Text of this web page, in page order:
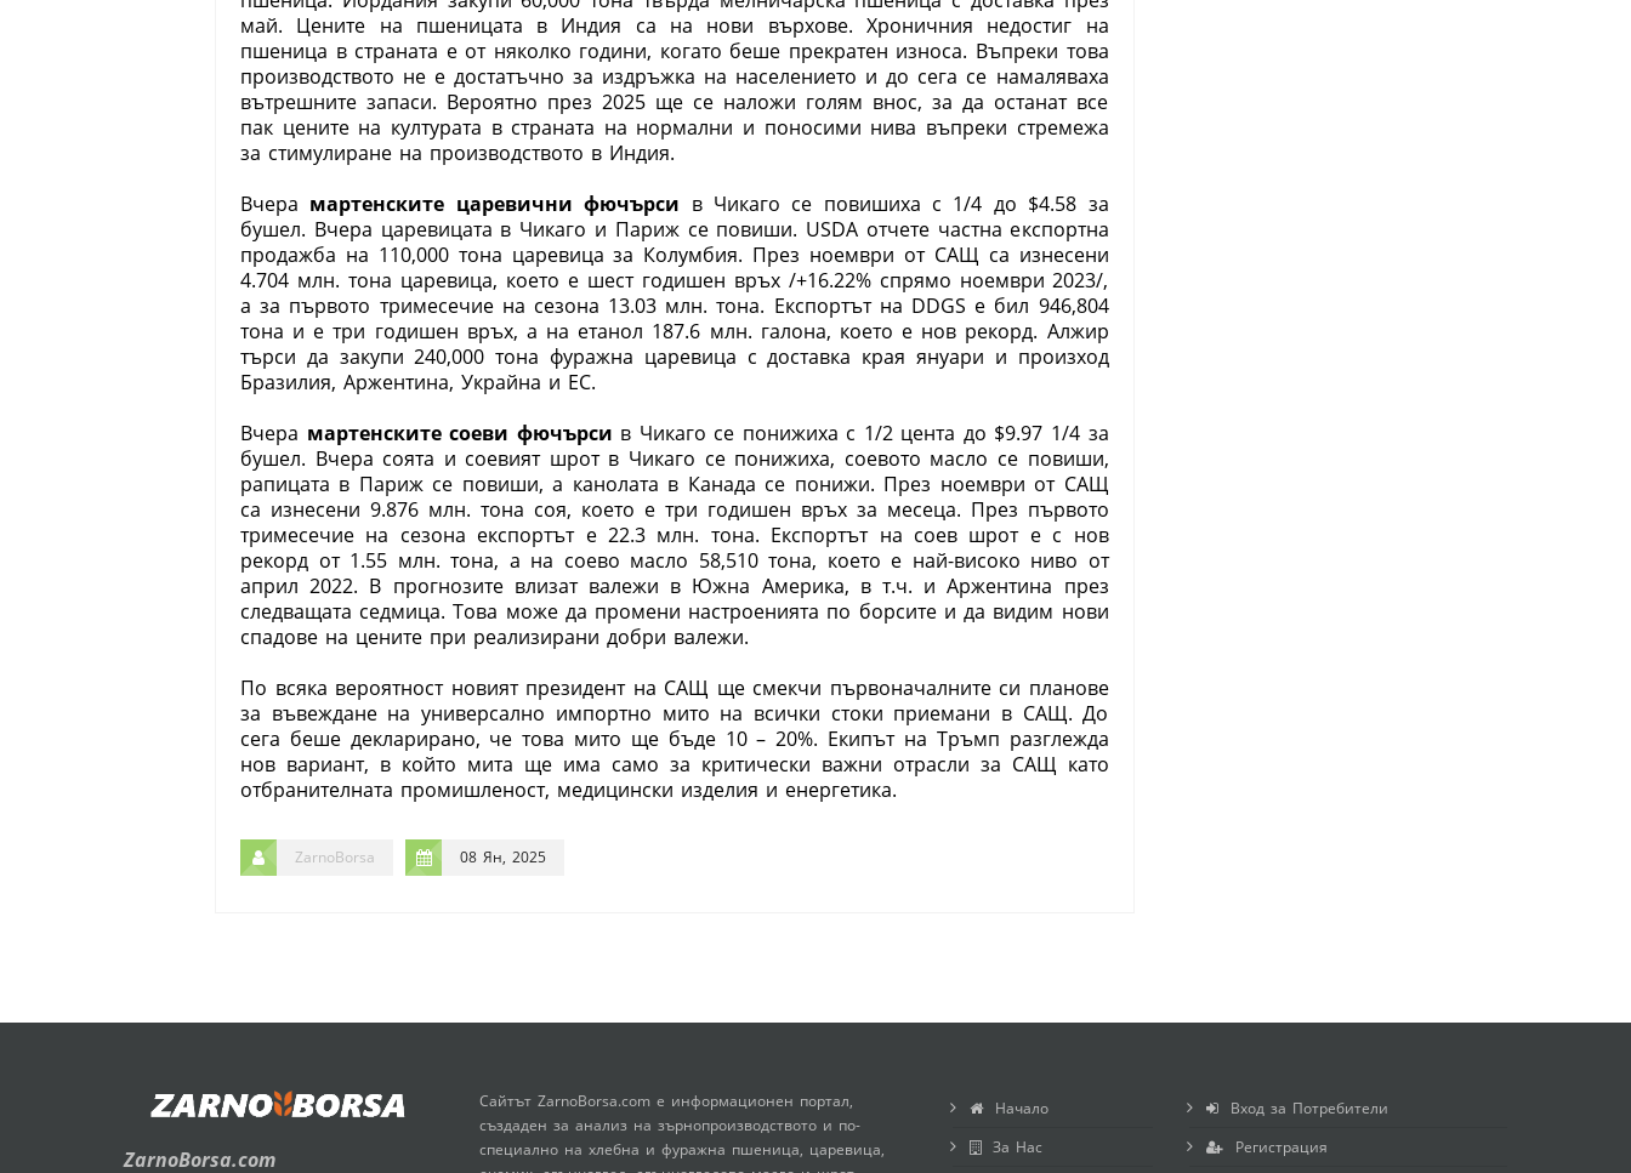
май. Цените на пшеницата в Индия са на нови върхове. Хроничния недостиг на
пшеница в страната е от няколко години, когато беше прекратен износа. Въпреки това
производството не е достатъчно за издръжка на населението и до сега се намаляваха
вътрешните запаси. Вероятно през 2025 ще се наложи голям внос, за да останат все
пак цените на културата в страната на нормални и поносими нива въпреки стремежа
за стимулиране на производството в Индия.
Вчера мартенските царевични фючърси в Чикаго се повишиха с 1/4 до $4.58 за
бушел. Вчера царевицата в Чикаго и Париж се повиши. USDA отчете частна експортна
продажба на 110,000 тона царевица за Колумбия. През ноември от САЩ са изнесени
4.704 млн. тона царевица, което е шест годишен връх /+16.22% спрямо ноември 2023/,
а за първото тримесечие на сезона 13.03 млн. тона. Експортът на DDGS е бил 946,804
тона и е три годишен връх, а на етанол 187.6 млн. галона, което е нов рекорд. Алжир
търси да закупи 240,000 тона фуражна царевица с доставка края януари и произход
Бразилия, Аржентина, Украйна и ЕС.
Вчера мартенските соеви фючърси в Чикаго се понижиха с 1/2 цента до $9.97 1/4 за
бушел. Вчера соята и соевият шрот в Чикаго се понижиха, соевото масло се повиши,
рапицата в Париж се повиши, а канолата в Канада се понижи. През ноември от САЩ
са изнесени 9.876 млн. тона соя, което е три годишен връх за месеца. През първото
тримесечие на сезона експортът е 22.3 млн. тона. Експортът на соев шрот е с нов
рекорд от 1.55 млн. тона, а на соево масло 58,510 тона, което е най-високо ниво от
април 2022. В прогнозите влизат валежи в Южна Америка, в т.ч. и Аржентина през
следващата седмица. Това може да промени настроенията по борсите и да видим нови
спадове на цените при реализирани добри валежи.
По всяка вероятност новият президент на САЩ ще смекчи първоначалните си планове
за въвеждане на универсално импортно мито на всички стоки приемани в САЩ. До
сега беше декларирано, че това мито ще бъде 10 – 20%. Екипът на Тръмп разглежда
нов вариант, в който мита ще има само за критически важни отрасли за САЩ като
отбранителната промишленост, медицински изделия и енергетика.
ZarnoBorsa 08 Ян, 2025
ZarnoBorsa.com
Сайтът ZarnoBorsa.com е информационен портал,
създаден за анализ на зърнопроизводството и по-
специално на хлебна и фуражна пшеница, царевица,
Начало
За Нас
Вход за Потребители
Регистрация